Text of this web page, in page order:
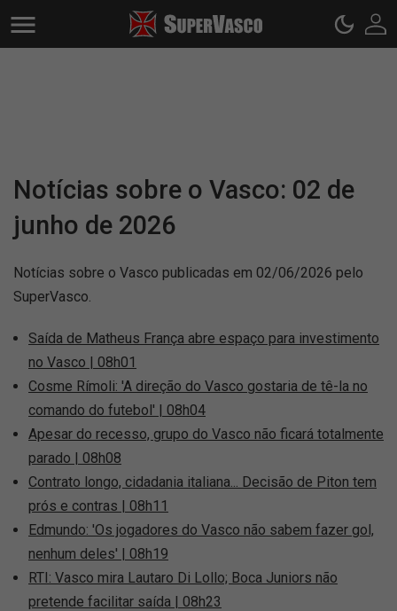
Notícias sobre o Vasco: 02 de
junho de 2026
Notícias sobre o Vasco publicadas em 02/06/2026 pelo
SuperVasco.
Saída de Matheus França abre espaço para investimento
no Vasco | 08h01
Cosme Rímoli: 'A direção do Vasco gostaria de tê-la no
comando do futebol' | 08h04
Apesar do recesso, grupo do Vasco não ficará totalmente
parado | 08h08
Contrato longo, cidadania italiana... Decisão de Piton tem
prós e contras | 08h11
Edmundo: 'Os jogadores do Vasco não sabem fazer gol,
nenhum deles' | 08h19
RTI: Vasco mira Lautaro Di Lollo; Boca Juniors não
pretende facilitar saída | 08h23